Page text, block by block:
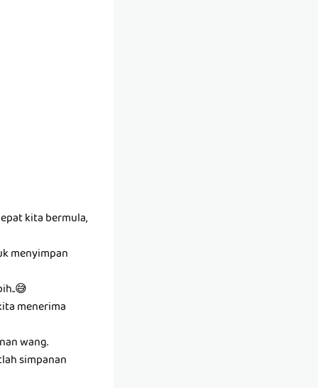
kita bermula,
menyimpan
menerima
wang.
simpanan